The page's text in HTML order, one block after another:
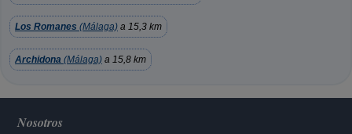
Los Romanes (Málaga) a 15,3 km
Archidona (Málaga) a 15,8 km
Nosotros